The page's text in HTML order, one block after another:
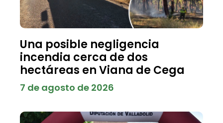
Una posible negligencia
incendia cerca de dos
hectáreas en Viana de Cega
7 de agosto de 2026